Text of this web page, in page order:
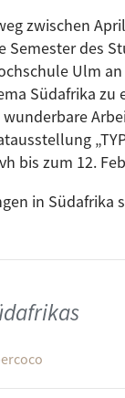
zwischen
Semester des
Ulm
Südafrika zu
bis zum 12.
in Südafrika
der
School“ in
Care, die